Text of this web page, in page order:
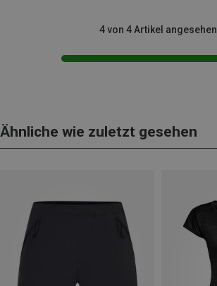
4 von 4 Artikel angesehen
Ähnliche wie zuletzt gesehen